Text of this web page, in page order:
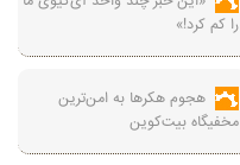
را کم کرد!»
هجوم هکرها به امن‌ترین
مخفیگاه بیت‌کوین